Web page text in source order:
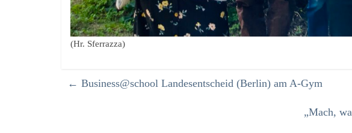
(Hr. Sferrazza)
← Business@school Landesentscheid (Berlin) am A-Gym
„Mach,